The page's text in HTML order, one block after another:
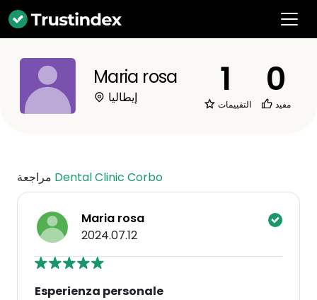
Maria rosa
إيطاليا 1
التقييمات
0
مفيد
Dental Clinic Corbo
Maria rosa
2024.07.12
Esperienza personale